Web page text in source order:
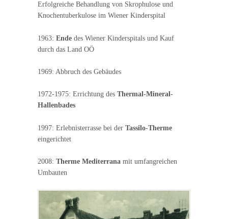
Erfolgreiche Behandlung von Skrophulose und
Knochentuberkulose im Wiener Kinderspital
1963: Ende des Wiener Kinderspitals und Kauf
durch das Land OÖ
1969: Abbruch des Gebäudes
1972-1975: Errichtung des Thermal-Mineral-
Hallenbades
1997: Erlebnisterrasse bei der Tassilo-Therme
eingerichtet
2008: Therme Mediterrana mit umfangreichen
Umbauten